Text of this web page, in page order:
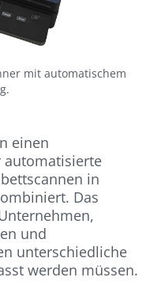
mit automatischem
einen
automatisierte
in
Das
und
unterschiedliche
werden müssen.